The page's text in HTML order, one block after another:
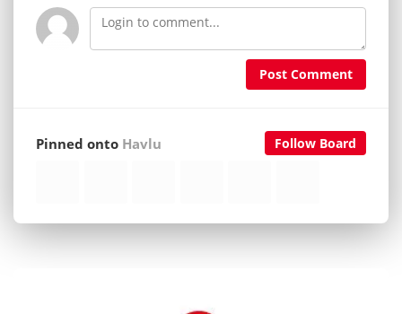
Post Comment
Follow Board
Pinned onto Havlu